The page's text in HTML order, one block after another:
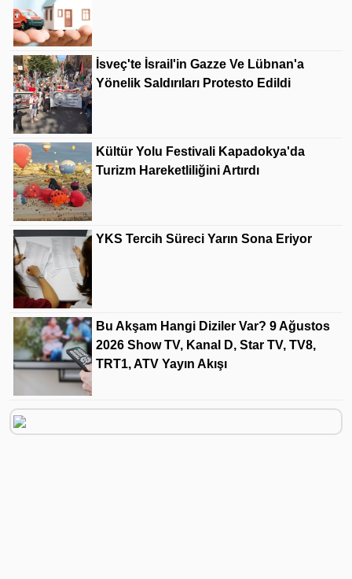
İsveç'te İsrail'in Gazze Ve Lübnan'a
Yönelik Saldırıları Protesto Edildi
Kültür Yolu Festivali Kapadokya'da
Turizm Hareketliliğini Artırdı
YKS Tercih Süreci Yarın Sona Eriyor
Bu Akşam Hangi Diziler Var? 9 Ağustos
2026 Show TV, Kanal D, Star TV, TV8,
TRT1, ATV Yayın Akışı